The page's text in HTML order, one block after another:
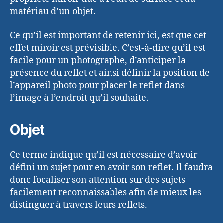
matériau d’un objet.
Ce qu’il est important de retenir ici, est que cet
effet miroir est prévisible. C’est-à-dire qu’il est
facile pour un photographe, d’anticiper la
présence du reflet et ainsi définir la position de
l’appareil photo pour placer le reflet dans
l’image à l’endroit qu’il souhaite.
Objet
Ce terme indique qu’il est nécessaire d’avoir
défini un sujet pour en avoir son reflet. Il faudra
donc focaliser son attention sur des sujets
facilement reconnaissables afin de mieux les
distinguer à travers leurs reflets.